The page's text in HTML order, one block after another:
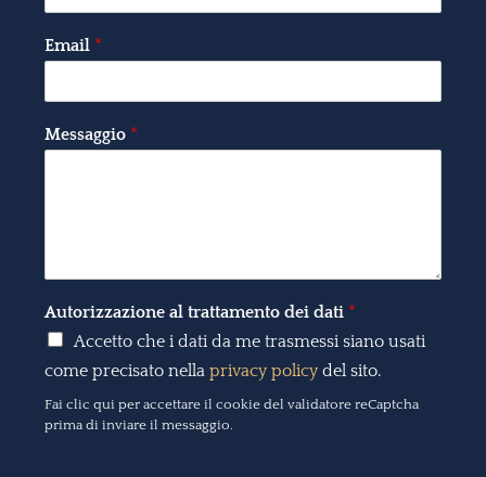
Email *
Messaggio *
Autorizzazione al trattamento dei dati *
Accetto che i dati da me trasmessi siano usati
come precisato nella privacy policy del sito.
Fai clic qui per accettare il cookie del validatore reCaptcha
prima di inviare il messaggio.